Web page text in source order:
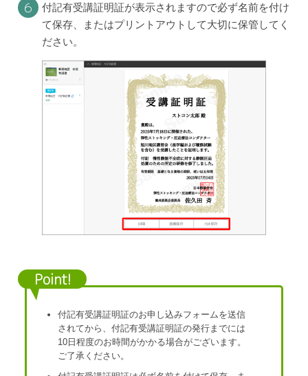
開催スケジュール
受講ガイド
受講者登録
６
付記有受講証明証が表示されますので必ず名前を付け
て保存、またはプリントアウトして大切に保管してく
ださい。
Point!
付記有受講証明証のお申し込みフォームを送信
されてから、付記有受講証明証の発行までには
10日程度のお時間がかかる場合がございます。
ご了承ください。